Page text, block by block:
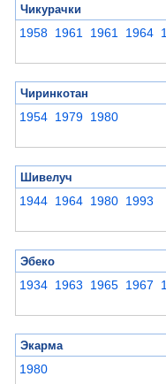
Чикурачки
1958 1961 1961 1964
Чиринкотан
1954 1979 1980
Шивелуч
1944 1964 1980 1993
Эбеко
1934 1963 1965 1967
Экарма
1980